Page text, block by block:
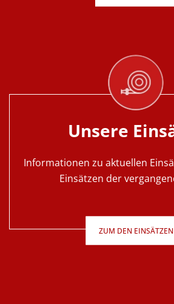
Unsere
Informationen zu aktuellen
Einsätzen der
ZUM DEN EINSÄTZEN